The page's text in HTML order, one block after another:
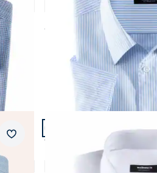
5,0 (29)
ab
Merkzettel
Artikel 15 von 23.
Passform Comfort Fit.
Comfort Fit
Extraglatt-Hemd Zip & Go
4,7 (29)